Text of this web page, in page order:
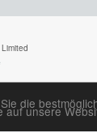
die
unsere